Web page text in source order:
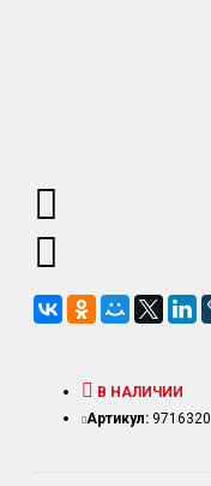
В НАЛИЧИИ
Артикул: 9716320